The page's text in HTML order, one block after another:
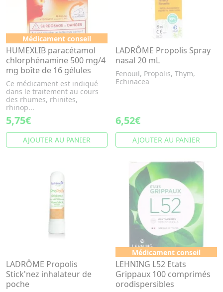
Médicament conseil
HUMEXLIB paracétamol
chlorphénamine 500 mg/4
mg boîte de 16 gélules
Ce médicament est indiqué
dans le traitement au cours
des rhumes, rhinites,
rhinop...
5,75€
AJOUTER AU PANIER
LADRÔME Propolis Spray
nasal 20 mL
Fenouil, Propolis, Thym,
Echinacea
6,52€
AJOUTER AU PANIER
LADRÔME Propolis
Stick'nez inhalateur de
poche
Médicament conseil
LEHNING L52 Etats
Grippaux 100 comprimés
orodispersibles